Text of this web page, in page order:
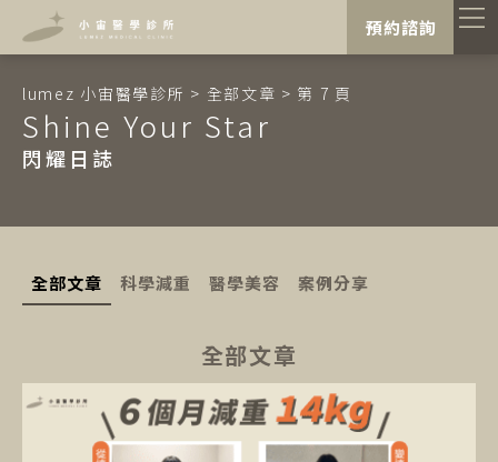
預約諮詢
lumez 小宙醫學診所 > 全部文章 > 第 7 頁
Shine Your Star
閃耀日誌
全部文章 科學減重 醫學美容 案例分享
全部文章